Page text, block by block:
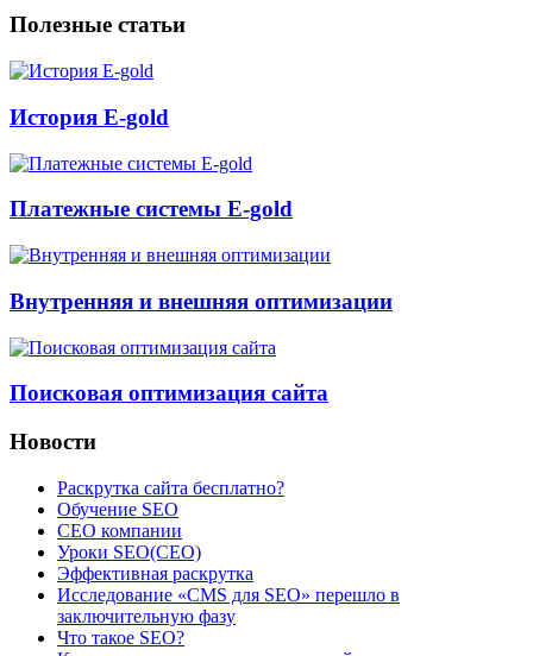
Полезные статьи
История E-gold
Платежные системы E-gold
Внутренняя и внешняя оптимизации
Поисковая оптимизация сайта
Новости
Раскрутка сайта бесплатно?
Обучение SEO
CEO компании
Уроки SEO(СЕО)
Эффективная раскрутка
Исследование «CMS для SEO» перешло в
заключительную фазу
Что такое SEO?